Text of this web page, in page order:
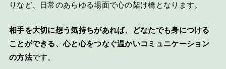
りなど、日常のあらゆる場面で心の架け橋となります。
相手を大切に想う気持ちがあれば、どなたでも身につける
ことができる、心と心をつなぐ温かいコミュニケーション
の方法です。